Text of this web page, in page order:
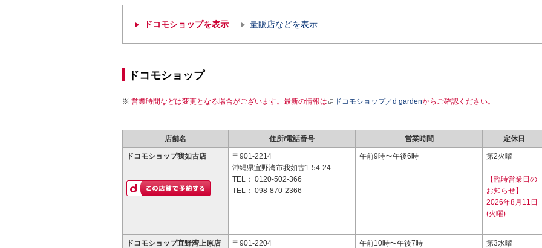
ドコモショップを表示 量販店などを表示
ドコモショップ
営業時間などは変更となる場合がございます。最新の情報は ドコモショップ／d gardenからご確認ください。
店舗名 住所/電話番号 営業時間 定休日
ドコモショップ我如古店
〒901-2214
沖縄県宜野湾市我如古1-54-24
TEL： 0120-502-366
TEL： 098-870-2366
午前9時〜午後6時 第2火曜
【臨時営業日の
お知らせ】
2026年8月11日
(火曜)
ドコモショップ宜野湾上原店
〒901-2204
午前10時〜午後7時 第3水曜